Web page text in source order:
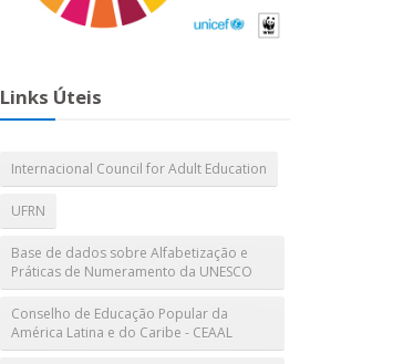
Links Úteis
Internacional Council for Adult Education
UFRN
Base de dados sobre Alfabetização e
Práticas de Numeramento da UNESCO
Conselho de Educação Popular da
América Latina e do Caribe - CEAAL